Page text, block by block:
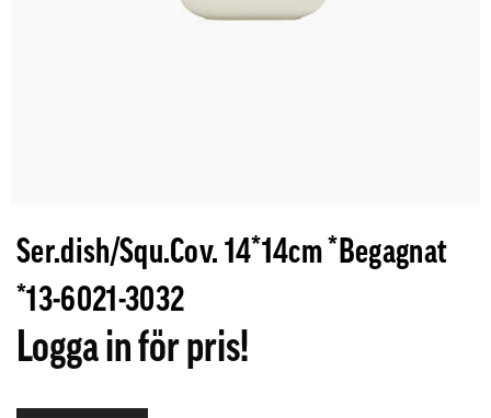
Ser.dish/Squ.Cov. 14*14cm *Begagnat
*13-6021-3032
Logga in för pris!